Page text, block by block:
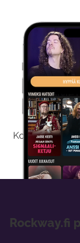
Kokeilemalla
Rockway.fi